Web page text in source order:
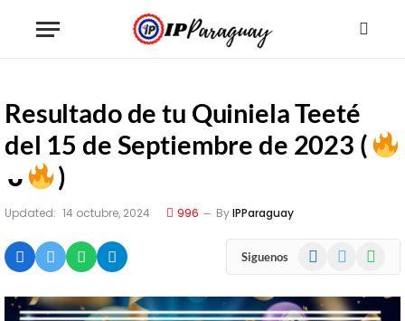
Resultado de tu Quiniela Teeté
del 15 de Septiembre de 2023 (
ᴗ
)
Updated: 14 octubre, 2024 996 ByIPParaguay
Siguenos Facebook